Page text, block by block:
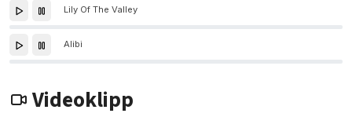
Lily Of The Valley
Alibi
Videoklipp